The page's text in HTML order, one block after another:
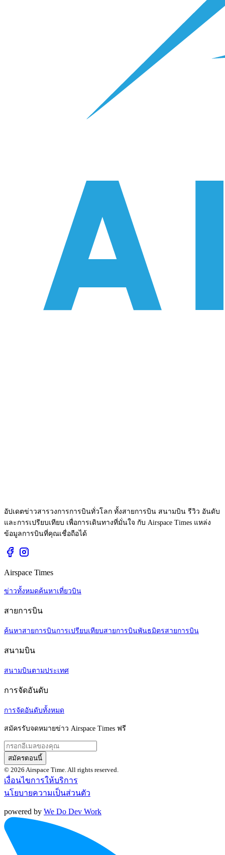
อัปเดตข่าวสารวงการการบินทั่วโลก ทั้งสายการบิน สนามบิน รีวิว อันดับ
และการเปรียบเทียบ เพื่อการเดินทางที่มั่นใจ กับ Airspace Times แหล่ง
ข้อมูลการบินที่คุณเชื่อถือได้
Airspace Times
ข่าวทั้งหมดค้นหาเที่ยวบิน
สายการบิน
ค้นหาสายการบินการเปรียบเทียบสายการบินพันธมิตรสายการบิน
สนามบิน
สนามบินตามประเทศ
การจัดอันดับ
การจัดอันดับทั้งหมด
สมัครรับจดหมายข่าว Airspace Times ฟรี
สมัครตอนนี้
© 2026 Airspace Time. All rights reserved.
เงื่อนไขการให้บริการ
นโยบายความเป็นส่วนตัว
powered by We Do Dev Work